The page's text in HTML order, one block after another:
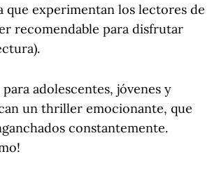
que experimentan los lectores de
recomendable para disfrutar
adolescentes, jóvenes y
un thriller emocionante, que
constantemente.